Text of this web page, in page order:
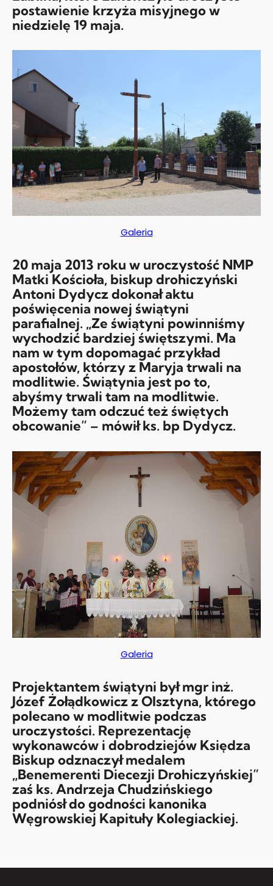
postawienie krzyża misyjnego w
niedzielę 19 maja.
Galeria
20 maja 2013 roku w uroczystość NMP
Matki Kościoła, biskup drohiczyński
Antoni Dydycz dokonał aktu
poświęcenia nowej świątyni
parafialnej. „Ze świątyni powinniśmy
wychodzić bardziej świętszymi. Ma
nam w tym dopomagać przykład
apostołów, którzy z Maryja trwali na
modlitwie. Świątynia jest po to,
abyśmy trwali tam na modlitwie.
Możemy tam odczuć też świętych
obcowanie” – mówił ks. bp Dydycz.
Galeria
Projektantem świątyni był mgr inż.
Józef Żołądkowicz z Olsztyna, którego
polecano w modlitwie podczas
uroczystości. Reprezentację
wykonawców i dobrodziejów Księdza
Biskup odznaczył medalem
„Benemerenti Diecezji Drohiczyńskiej”
zaś ks. Andrzeja Chudzińskiego
podniósł do godności kanonika
Węgrowskiej Kapituły Kolegiackiej.